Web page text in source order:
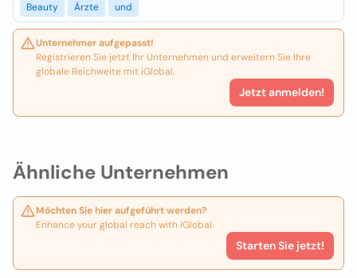
Ähnliche Unternehmen
Möchten Sie hier aufgeführt werden?
Enhance your global reach with iGlobal.
Starten Sie jetzt!
Beauty
Ärzte und
Unternehmer aufgepasst!
Registrieren Sie jetzt Ihr Unternehmen und erweitern Sie Ihre
globale Reichweite mit iGlobal.
Jetzt anmelden!